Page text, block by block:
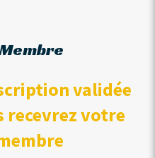
validée
recevrez votre